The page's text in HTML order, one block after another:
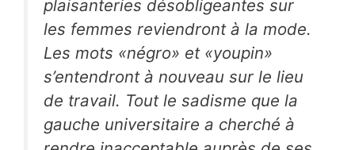
plaisanteries désobligeantes sur
les femmes reviendront à la mode.
Les mots «négro» et «youpin»
s’entendront à nouveau sur le lieu
de travail. Tout le sadisme que la
gauche universitaire a cherché à